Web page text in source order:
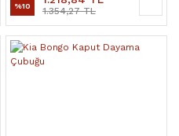
%10 1.354,27 TL